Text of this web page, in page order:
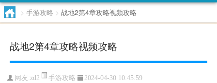
> 手游攻略 > 战地2第4章攻略视频攻略
战地2第4章攻略视频攻略
网友:zd2 手游攻略 2024-04-30 10:45:59